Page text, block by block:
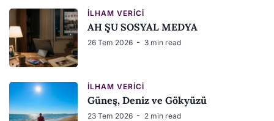
İLHAM VERICI
AH ŞU SOSYAL MEDYA
26 Tem 2026 3 min read
İLHAM VERICI
Güneş, Deniz ve Gökyüzü
23 Tem 2026 2 min read